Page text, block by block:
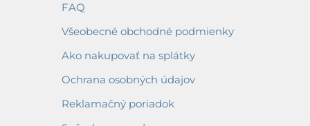
FAQ
Všeobecné obchodné podmienky
Ako nakupovať na splátky
Ochrana osobných údajov
Reklamačný poriadok